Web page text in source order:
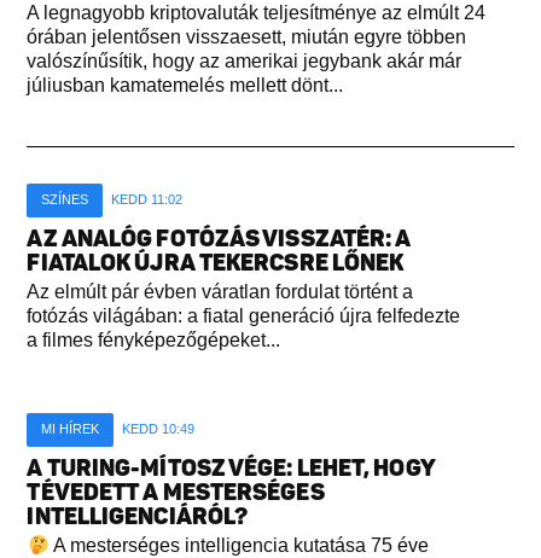
A legnagyobb kriptovaluták teljesítménye az elmúlt 24
órában jelentősen visszaesett, miután egyre többen
valószínűsítik, hogy az amerikai jegybank akár már
júliusban kamatemelés mellett dönt...
SZÍNES KEDD 11:02
AZ ANALÓG FOTÓZÁS VISSZATÉR: A
FIATALOK ÚJRA TEKERCSRE LŐNEK
Az elmúlt pár évben váratlan fordulat történt a
fotózás világában: a fiatal generáció újra felfedezte
a filmes fényképezőgépeket...
MI HÍREK KEDD 10:49
A TURING-MÍTOSZ VÉGE: LEHET, HOGY
TÉVEDETT A MESTERSÉGES
INTELLIGENCIÁRÓL?
A mesterséges intelligencia kutatása 75 éve